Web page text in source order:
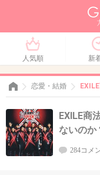
人気順 新
恋愛・結婚
EXILE商
ないのか
284コメ